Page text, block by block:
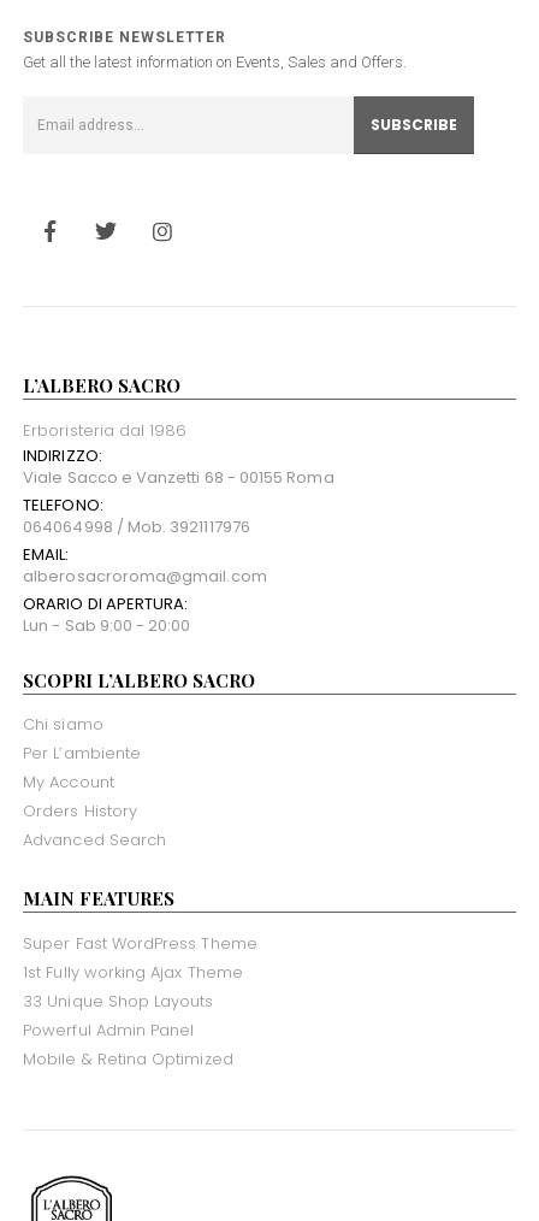
SUBSCRIBE NEWSLETTER
Get all the latest information on Events, Sales and Offers.
L’ALBERO SACRO
Erboristeria dal 1986
INDIRIZZO:
Viale Sacco e Vanzetti 68 - 00155 Roma
TELEFONO:
064064998 / Mob. 3921117976
EMAIL:
alberosacroroma@gmail.com
ORARIO DI APERTURA:
Lun - Sab 9:00 - 20:00
SCOPRI L’ALBERO SACRO
Chi siamo
Per L’ambiente
My Account
Orders History
Advanced Search
MAIN FEATURES
Super Fast WordPress Theme
1st Fully working Ajax Theme
33 Unique Shop Layouts
Powerful Admin Panel
Mobile & Retina Optimized